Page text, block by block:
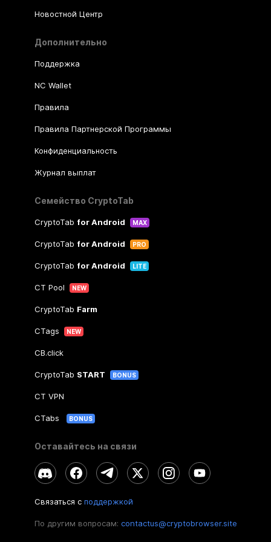
Новостной Центр
Дополнительно
Поддержка
NC Wallet
Правила
Правила Партнерской Программы
Конфиденциальность
Журнал выплат
Семейство CryptoTab
CryptoTab for Android MAX
CryptoTab for Android PRO
CryptoTab for Android LITE
CT Pool NEW
CryptoTab Farm
CTags NEW
CB.click
CryptoTab START BONUS
CT VPN
CTabs BONUS
Оставайтесь на связи
Связаться с поддержкой
По другим вопросам: contactus@cryptobrowser.site